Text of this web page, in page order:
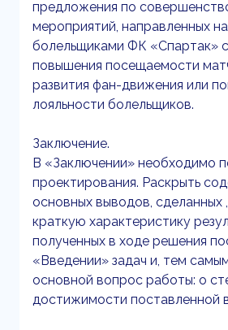
предложения по
мероприятий, направленных
болельщиками ФК «Спартак»
повышения посещаемости
развития фан-движения или
лояльности болельщиков.
Заключение.
В «Заключении» необходимо
проектирования. Раскрыть
основных выводов, сделанных
краткую характеристику
полученных в ходе решения
«Введении» задач и, тем
основной вопрос работы: о
достижимости поставленной